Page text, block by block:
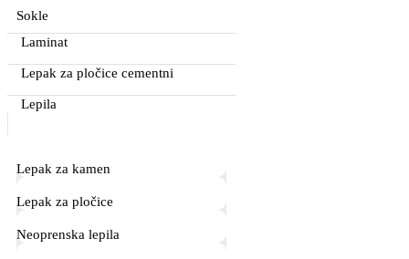
Sokle
Laminat
Lepak za pločice cementni
Lepila
Lepak za kamen
Lepak za pločice
Neoprenska lepila